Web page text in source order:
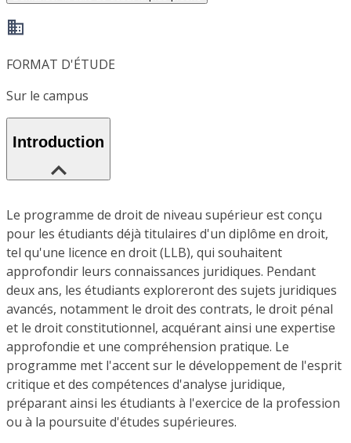
FORMAT D'ÉTUDE
Sur le campus
Introduction
Le programme de droit de niveau supérieur est conçu
pour les étudiants déjà titulaires d'un diplôme en droit,
tel qu'une licence en droit (LLB), qui souhaitent
approfondir leurs connaissances juridiques. Pendant
deux ans, les étudiants exploreront des sujets juridiques
avancés, notamment le droit des contrats, le droit pénal
et le droit constitutionnel, acquérant ainsi une expertise
approfondie et une compréhension pratique. Le
programme met l'accent sur le développement de l'esprit
critique et des compétences d'analyse juridique,
préparant ainsi les étudiants à l'exercice de la profession
ou à la poursuite d'études supérieures.